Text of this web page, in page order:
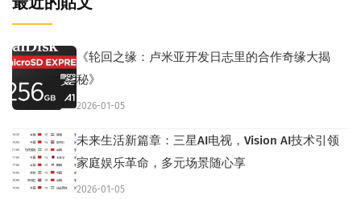
《轮回之缘：卢米亚开发日志里的合作奇缘大揭
秘》
2026-01-05
未来生活新篇章：三星AI电视，Vision AI技术引领
家庭娱乐革命，多元场景随心享
2026-01-05